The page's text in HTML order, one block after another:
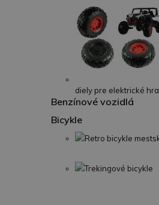
diely pre elektrické
Benzínové vozidlá
Bicykle
Retro bicykle
Trekingové bicykle